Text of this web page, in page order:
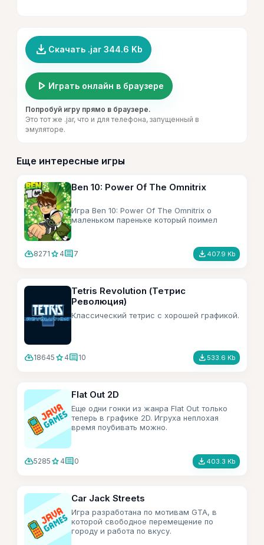
file_download Скачать .jar 344.6 Kb
play_arrow Играть онлайн в браузере
Попробуй игру прямо в браузере.
Это тот же .jar, что и для телефона, запущенный в
эмуляторе.
Еще интересные игры
Ben 10: Power Of The Omnitrix
Игра Ben 10: Power Of The Omnitrix о
маленьком пареньке который поимел
чудовищ. Соответственно стал супер-
героем и спасает человечество.
cloud_download8271 star 4comment7 file_download 407.9 Kb
Tetris Revolution (Тетрис
Революция)
Классический тетрис с хорошей графикой.
cloud_download18645 star 4comment10 file_download 533.6 Kb
Flat Out 2D
Еще одни гонки из жанра Flat Out только
теперь в графике 2D. Игруха неплохая
время поубивать можно.
cloud_download5285 star 4comment0 file_download 403.3 Kb
Car Jack Streets
Игра разработана по мотивам GTA, в
которой свободное перемещение по
городу и работа по вкусу.